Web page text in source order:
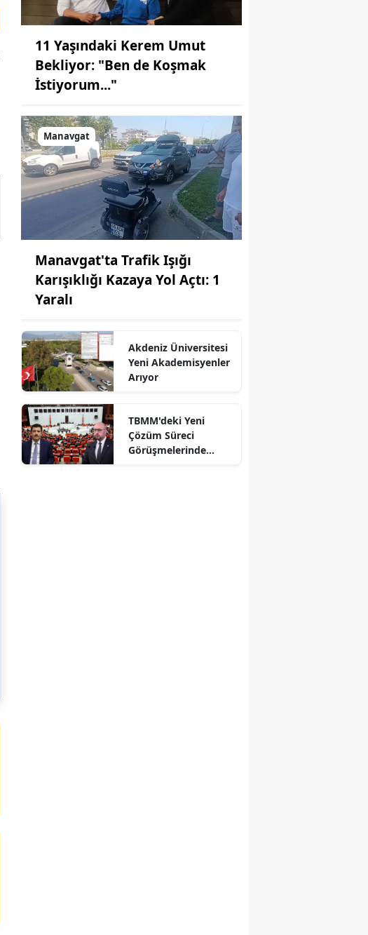
11 Yaşındaki Kerem Umut
Bekliyor: "Ben de Koşmak
İstiyorum..."
Manavgat
Manavgat'ta Trafik Işığı
Karışıklığı Kazaya Yol Açtı: 1
Yaralı
Akdeniz Üniversitesi
Yeni Akademisyenler
Arıyor
TBMM'deki Yeni
Çözüm Süreci
Görüşmelerinde